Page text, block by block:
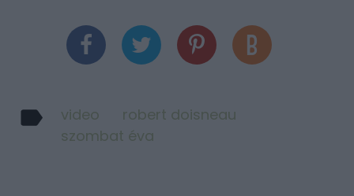
video
robert doisneau
szombat éva